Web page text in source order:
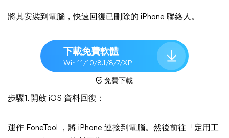
將其安裝到電腦，快速回復已刪除的 iPhone 聯絡人。
下載免費軟體
Win 11/10/8.1/8/7/XP
免費下載
步驟1. 開啟 iOS 資料回復：
運作 FoneTool ，將 iPhone 連接到電腦。然後前往「定用工